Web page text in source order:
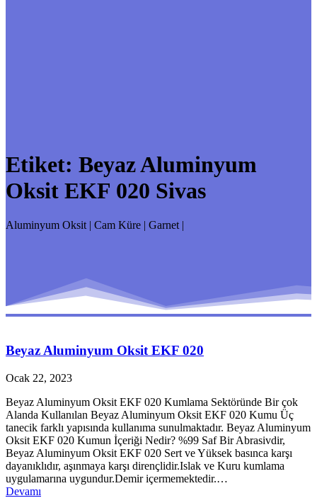
Etiket: Beyaz Aluminyum
Oksit EKF 020 Sivas
Aluminyum Oksit | Cam Küre | Garnet |
Beyaz Aluminyum Oksit EKF 020
Ocak 22, 2023
Beyaz Aluminyum Oksit EKF 020 Kumlama Sektöründe Bir çok
Alanda Kullanılan Beyaz Aluminyum Oksit EKF 020 Kumu Üç
tanecik farklı yapısında kullanıma sunulmaktadır. Beyaz Aluminyum
Oksit EKF 020 Kumun İçeriği Nedir? %99 Saf Bir Abrasivdir,
Beyaz Aluminyum Oksit EKF 020 Sert ve Yüksek basınca karşı
dayanıklıdır, aşınmaya karşı dirençlidir.Islak ve Kuru kumlama
uygulamarına uygundur.Demir içermemektedir.…
Devamı